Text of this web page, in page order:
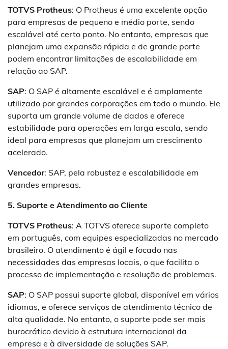
TOTVS Protheus: O Protheus é uma excelente opção
para empresas de pequeno e médio porte, sendo
escalável até certo ponto. No entanto, empresas que
planejam uma expansão rápida e de grande porte
podem encontrar limitações de escalabilidade em
relação ao SAP.
SAP: O SAP é altamente escalável e é amplamente
utilizado por grandes corporações em todo o mundo. Ele
suporta um grande volume de dados e oferece
estabilidade para operações em larga escala, sendo
ideal para empresas que planejam um crescimento
acelerado.
Vencedor: SAP, pela robustez e escalabilidade em
grandes empresas.
5. Suporte e Atendimento ao Cliente
TOTVS Protheus: A TOTVS oferece suporte completo
em português, com equipes especializadas no mercado
brasileiro. O atendimento é ágil e focado nas
necessidades das empresas locais, o que facilita o
processo de implementação e resolução de problemas.
SAP: O SAP possui suporte global, disponível em vários
idiomas, e oferece serviços de atendimento técnico de
alta qualidade. No entanto, o suporte pode ser mais
burocrático devido à estrutura internacional da
empresa e à diversidade de soluções SAP.